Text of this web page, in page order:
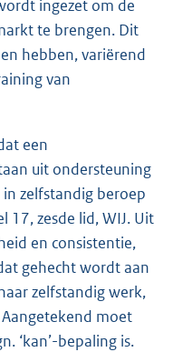
ingezet om de
te brengen. Dit
hebben, variërend
van
een
uit ondersteuning
zelfstandig beroep
17, zesde lid, WIJ. Uit
en consistentie,
gehecht wordt aan
zelfstandig werk,
moet
‘kan’-bepaling is.